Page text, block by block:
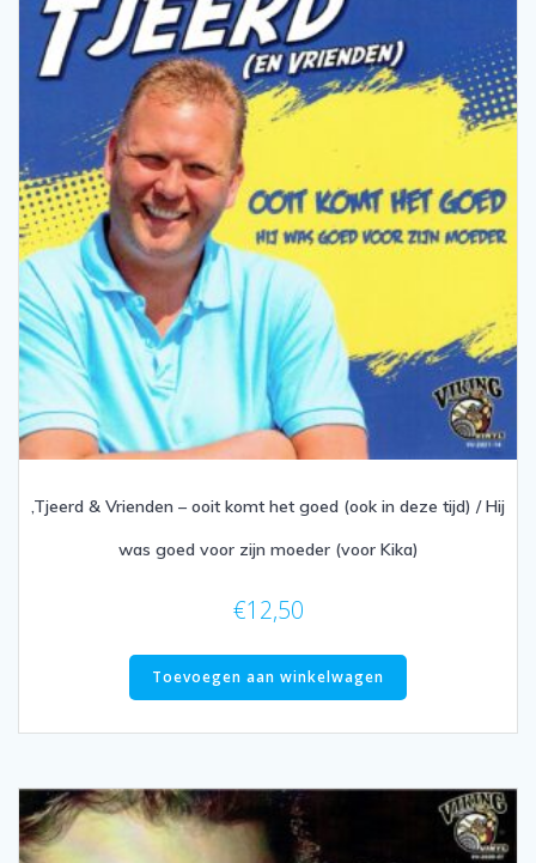
,Tjeerd & Vrienden – ooit komt het goed (ook in deze tijd) / Hij
was goed voor zijn moeder (voor Kika)
€12,50
Toevoegen aan winkelwagen